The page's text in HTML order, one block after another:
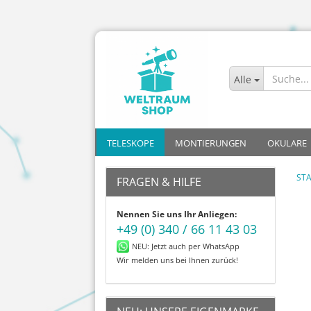
Alle
TELESKOPE
Allrounder
Mond
Planeten
Deep-Sky
Kinder
MONTIERUNGEN
Azimutal mit Go-To
Azimutal ohne Go-To
Parallaktisch mit Go-To
Parallaktisch ohne Go-To
OKULARE
Plössl
FRAGEN & HILFE
Nennen Sie uns Ihr Anliegen:
+49 (0) 340 / 66 11 43 03
NEU: Jetzt auch per WhatsApp
Wir melden uns bei Ihnen zurück!